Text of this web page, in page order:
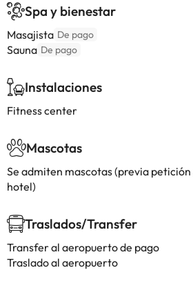
Spa y bienestar
Masajista De pago
Sauna De pago
Instalaciones
Fitness center
Mascotas
Se admiten mascotas (previa
hotel)
Traslados/Transfer
Transfer al aeropuerto de pago
Traslado al aeropuerto